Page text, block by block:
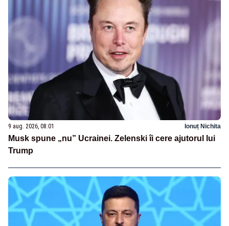
9 aug. 2026, 08:01 Ionuț Nichita
Musk spune „nu” Ucrainei. Zelenski îi cere ajutorul lui
Trump